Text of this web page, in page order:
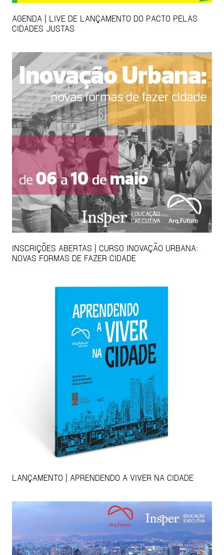
AGENDA | LIVE DE LANÇAMENTO DO PACTO PELAS
CIDADES JUSTAS
INSCRIÇÕES ABERTAS | CURSO INOVAÇÃO URBANA:
NOVAS FORMAS DE FAZER CIDADE
LANÇAMENTO | APRENDENDO A VIVER NA CIDADE